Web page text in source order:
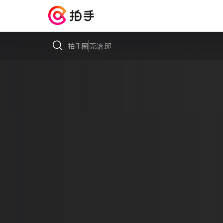
拍手圈莞詒 邱